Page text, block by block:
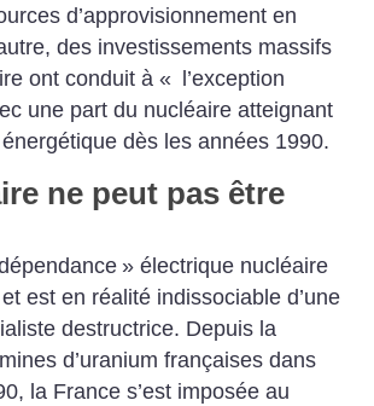
d’approvisionnement en
des investissements massifs
ont conduit à « l’exception
une part du nucléaire atteignant
dès les années 1990.
ne peut pas être
» électrique nucléaire
est en réalité indissociable d’une
destructrice. Depuis la
d’uranium françaises dans
la France s’est imposée au